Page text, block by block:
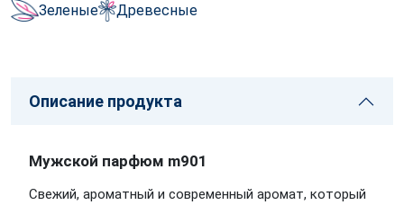
Зеленые Древесные
Описание продукта
Мужской парфюм m901
Свежий, ароматный и современный аромат, который